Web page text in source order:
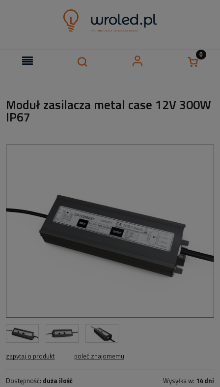
Moduł zasilacza metal case 12V 300W
IP67
zapytaj o produkt poleć znajomemu
Dostępność: duża ilość Wysyłka w: 14 dni